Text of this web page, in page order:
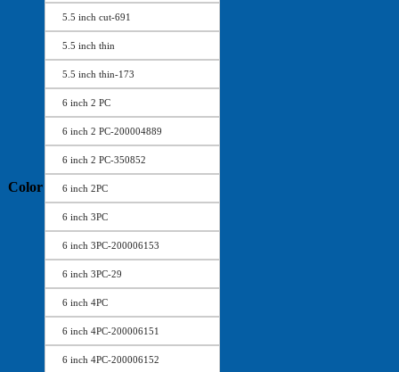
Color
5.5 inch cut-691
5.5 inch thin
5.5 inch thin-173
6 inch 2 PC
6 inch 2 PC-200004889
6 inch 2 PC-350852
6 inch 2PC
6 inch 3PC
6 inch 3PC-200006153
6 inch 3PC-29
6 inch 4PC
6 inch 4PC-200006151
6 inch 4PC-200006152